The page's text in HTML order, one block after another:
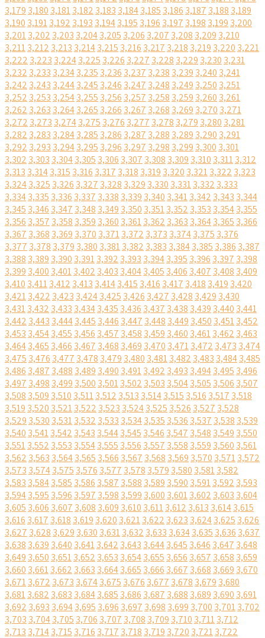
3,179 3,180 3,1813,182 3,183 3,1843,185 3,186 3,187 3,188 3,189
3,190 3,1913,192 3,193 3,1943,195 3,196 3,197 3,198 3,199 3,200
3,2013,202 3,203 3,2043,205 3,206 3,207 3,208 3,209 3,210
3,2113,212 3,213 3,2143,215 3,216 3,217 3,218 3,219 3,220 3,221
3,222 3,223 3,2243,225 3,226 3,227 3,228 3,229 3,230 3,231
3,232 3,233 3,2343,235 3,236 3,237 3,238 3,239 3,240 3,241
3,242 3,243 3,2443,245 3,246 3,247 3,248 3,249 3,250 3,251
3,252 3,253 3,2543,255 3,256 3,257 3,258 3,259 3,260 3,261
3,262 3,263 3,2643,265 3,266 3,267 3,268 3,269 3,270 3,271
3,272 3,273 3,2743,275 3,276 3,277 3,278 3,279 3,280 3,281
3,282 3,283 3,2843,285 3,286 3,287 3,288 3,289 3,290 3,291
3,292 3,293 3,2943,295 3,296 3,297 3,298 3,299 3,300 3,301
3,302 3,303 3,3043,305 3,306 3,307 3,308 3,309 3,310 3,3113,312
3,313 3,3143,315 3,316 3,317 3,318 3,319 3,320 3,3213,322 3,323
3,3243,325 3,326 3,327 3,328 3,329 3,330 3,3313,332 3,333
3,3343,335 3,336 3,337 3,338 3,339 3,340 3,3413,342 3,343 3,344
3,345 3,346 3,347 3,348 3,349 3,350 3,3513,352 3,353 3,3543,355
3,356 3,357 3,358 3,359 3,360 3,3613,362 3,363 3,3643,365 3,366
3,367 3,368 3,369 3,370 3,3713,372 3,373 3,3743,375 3,376
3,377 3,378 3,379 3,380 3,3813,382 3,383 3,3843,385 3,386 3,387
3,388 3,389 3,390 3,3913,392 3,393 3,3943,395 3,396 3,397 3,398
3,399 3,400 3,4013,402 3,403 3,4043,405 3,406 3,407 3,408 3,409
3,410 3,4113,412 3,413 3,4143,415 3,416 3,417 3,418 3,419 3,420
3,4213,422 3,423 3,4243,425 3,426 3,427 3,428 3,429 3,430
3,4313,432 3,433 3,4343,435 3,436 3,437 3,438 3,439 3,440 3,441
3,442 3,443 3,4443,445 3,446 3,447 3,448 3,449 3,450 3,4513,452
3,453 3,4543,455 3,456 3,457 3,458 3,459 3,460 3,4613,462 3,463
3,4643,465 3,466 3,467 3,468 3,469 3,470 3,4713,472 3,473 3,474
3,475 3,476 3,477 3,478 3,479 3,480 3,4813,482 3,483 3,4843,485
3,486 3,487 3,488 3,489 3,490 3,4913,492 3,493 3,4943,495 3,496
3,497 3,498 3,499 3,500 3,5013,502 3,503 3,5043,505 3,506 3,507
3,508 3,509 3,510 3,5113,512 3,513 3,5143,515 3,516 3,517 3,518
3,519 3,520 3,5213,522 3,523 3,5243,525 3,526 3,527 3,528
3,529 3,530 3,5313,532 3,533 3,5343,535 3,536 3,537 3,538 3,539
3,540 3,5413,542 3,543 3,5443,545 3,546 3,547 3,548 3,549 3,550
3,5513,552 3,553 3,5543,555 3,556 3,557 3,558 3,559 3,560 3,561
3,562 3,563 3,5643,565 3,566 3,567 3,568 3,569 3,570 3,5713,572
3,573 3,5743,575 3,576 3,577 3,578 3,579 3,580 3,5813,582
3,583 3,5843,585 3,586 3,587 3,588 3,589 3,590 3,5913,592 3,593
3,5943,595 3,596 3,597 3,598 3,599 3,600 3,6013,602 3,603 3,604
3,605 3,606 3,607 3,608 3,609 3,610 3,6113,612 3,613 3,6143,615
3,616 3,617 3,618 3,619 3,620 3,6213,622 3,623 3,6243,625 3,626
3,627 3,628 3,629 3,630 3,6313,632 3,633 3,6343,635 3,636 3,637
3,638 3,639 3,640 3,6413,642 3,643 3,6443,645 3,646 3,647 3,648
3,649 3,650 3,6513,652 3,653 3,6543,655 3,656 3,657 3,658 3,659
3,660 3,6613,662 3,663 3,6643,665 3,666 3,667 3,668 3,669 3,670
3,6713,672 3,673 3,6743,675 3,676 3,677 3,678 3,679 3,680
3,6813,682 3,683 3,6843,685 3,686 3,687 3,688 3,689 3,690 3,691
3,692 3,693 3,6943,695 3,696 3,697 3,698 3,699 3,700 3,7013,702
3,703 3,7043,705 3,706 3,707 3,708 3,709 3,710 3,7113,712
3,713 3,7143,715 3,716 3,717 3,718 3,719 3,720 3,7213,722